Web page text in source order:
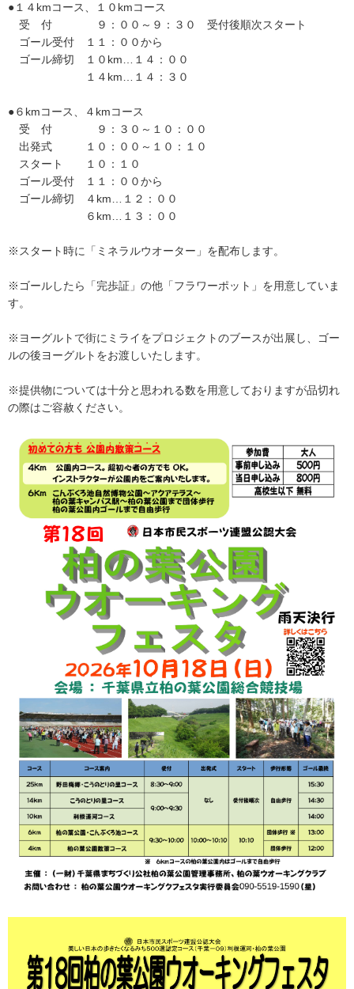
●１４kmコース、１０kmコース
受 付 ９：００～９：３０ 受付後順次スタート
ゴール受付 １１：００から
ゴール締切 １０km…１４：００
１４km…１４：３０
●６kmコース、４kmコース
受 付 ９：３０～１０：００
出発式 １０：００～１０：１０
スタート １０：１０
ゴール受付 １１：００から
ゴール締切 ４km…１２：００
６km…１３：００
※スタート時に「ミネラルウオーター」を配布します。
※ゴールしたら「完歩証」の他「フラワーポット」を用意していま
す。
※ヨーグルトで街にミライをプロジェクトのブースが出展し、ゴー
ルの後ヨーグルトをお渡しいたします。
※提供物については十分と思われる数を用意しておりますが品切れ
の際はご容赦ください。